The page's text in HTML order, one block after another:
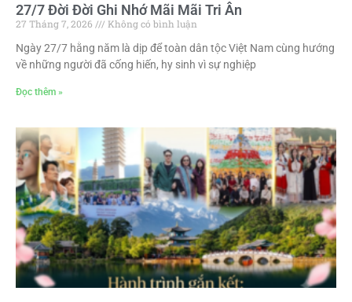
27/7 Đời Đời Ghi Nhớ Mãi Mãi Tri Ân
27 Tháng 7, 2026
Không có bình luận
Ngày 27/7 hằng năm là dịp để toàn dân tộc Việt Nam cùng hướng
về những người đã cống hiến, hy sinh vì sự nghiệp
Đọc thêm »